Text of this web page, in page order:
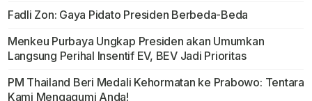
Fadli Zon: Gaya Pidato Presiden Berbeda-Beda
Menkeu Purbaya Ungkap Presiden akan Umumkan
Langsung Perihal Insentif EV, BEV Jadi Prioritas
PM Thailand Beri Medali Kehormatan ke Prabowo: Tentara
Kami Mengagumi Anda!